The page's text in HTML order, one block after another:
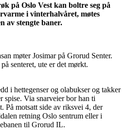
på Oslo Vest kan boltre seg på
i vinterhalvåret, møtes
av stengte baner.
møter Josimar på Grorud Senter.
senteret, ute er det mørkt.
i hettegenser og olabukser og takker
Via snarveier bor han ti
På motsatt side av riksvei 4, der
retning Oslo sentrum eller i
til Grorud IL.